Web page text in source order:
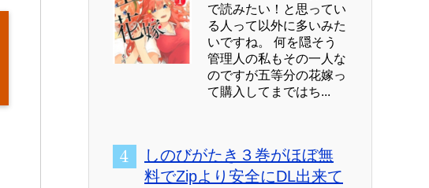
で読みたい！と思ってい
る人って以外に多いみた
いですね。 何を隠そう
管理人の私もその一人な
のですが五等分の花嫁っ
て購入してまではち...
しのびがたき３巻がほぼ無
料でZipより安全にDL出来て